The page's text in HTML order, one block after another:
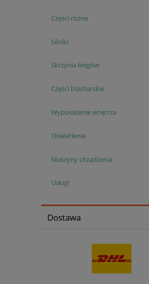
Części różne
Silniki
Skrzynia biegów
Części blacharskie
Wyposażenie wnętrza
Oświetlenie
Maszyny Urządzenia
Usługi
Dostawa